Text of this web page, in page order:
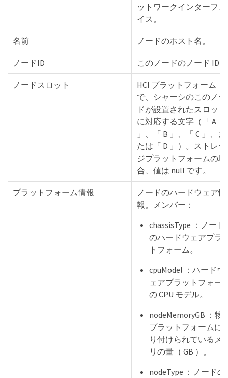
ットワークインターフェ
イス。
名前 ノードのホスト名。
ノードID このノードのノード ID
ノードスロット
HCI プラットフォーム
で、シャーシのこのノー
ドが設置されたスロット
に対応する文字（「 A
」、「 B 」、「 C 」、ま
たは「 D 」）。ストレー
ジプラットフォームの場
合、値は null です。
プラットフォーム情報
ノードのハードウェア情
報。メンバー：
chassisType ：ノード
のハードウェアプラ
トフォーム。
cpuModel ：ハードウ
ェアプラットフォー
の CPU モデル。
nodeMemoryGB ：物
プラットフォームに
り付けられているメ
リの量（ GB ）。
nodeType ：ノードの